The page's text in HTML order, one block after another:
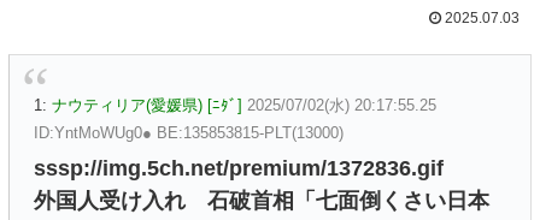
2025.07.03
1: ナウティリア(愛媛県) [ﾆﾀﾞ] 2025/07/02(水) 20:17:55.25
ID:YntMoWUg0● BE:135853815-PLT(13000)
sssp://img.5ch.net/premium/1372836.gif
外国人受け入れ 石破首相「七面倒くさい日本